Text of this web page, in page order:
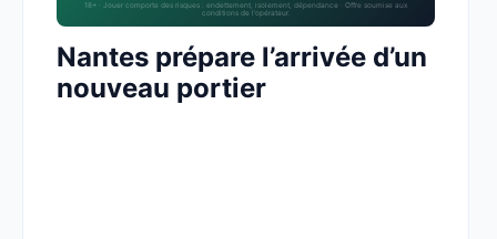
18+ · Jouer comporte des risques : endettement, isolement, dépendance · Offre soumise aux
conditions de l’opérateur.
Nantes prépare l’arrivée d’un
nouveau portier